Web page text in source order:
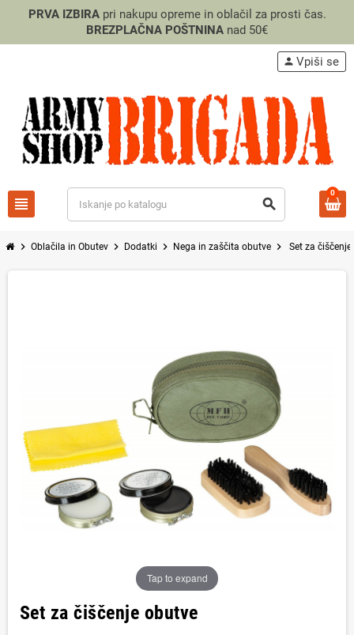
PRVA IZBIRApri nakupu opreme in oblačil za prosti čas.
BREZPLAČNA POŠTNINA nad 50€
view_headline search
person Vpiši se
0
chevron_right Oblačila in Obutev chevron_right Dodatki chevron_right Nega in zaščita obutve chevron_right Set za
Tap to expand
Set za čiščenje obutve